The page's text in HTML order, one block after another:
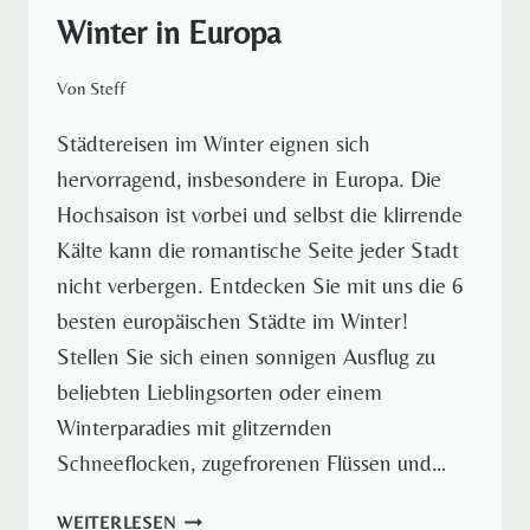
Winter in Europa
Von Steff
Städtereisen im Winter eignen sich
hervorragend, insbesondere in Europa. Die
Hochsaison ist vorbei und selbst die klirrende
Kälte kann die romantische Seite jeder Stadt
nicht verbergen. Entdecken Sie mit uns die 6
besten europäischen Städte im Winter!
Stellen Sie sich einen sonnigen Ausflug zu
beliebten Lieblingsorten oder einem
Winterparadies mit glitzernden
Schneeflocken, zugefrorenen Flüssen und…
WEITERLESENDIE